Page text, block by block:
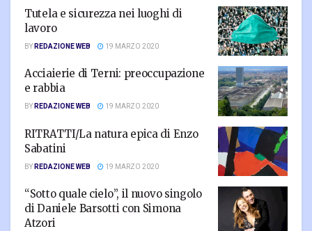
Tutela e sicurezza nei luoghi di
lavoro
BYREDAZIONE WEB 19 MARZO 2020
Acciaierie di Terni: preoccupazione
e rabbia
BYREDAZIONE WEB 19 MARZO 2020
RITRATTI/La natura epica di Enzo
Sabatini
BYREDAZIONE WEB 19 MARZO 2020
“Sotto quale cielo”, il nuovo singolo
di Daniele Barsotti con Simona
Atzori